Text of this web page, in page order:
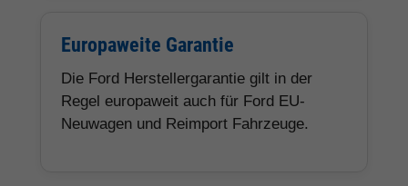
Europaweite Garantie
Die Ford Herstellergarantie gilt in der
Regel europaweit auch für Ford EU-
Neuwagen und Reimport Fahrzeuge.